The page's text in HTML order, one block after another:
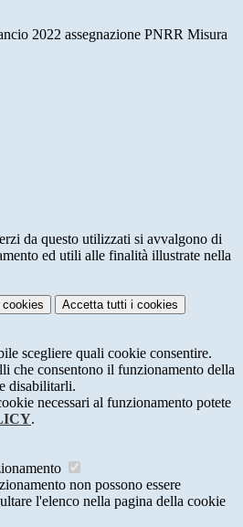
2022 assegnazione PNRR Misura
da questo utilizzati si avvalgono di
ed utili alle finalità illustrate nella
cookies Accetta tutti i cookies
scegliere quali cookie consentire.
che consentono il funzionamento della
disabilitarli.
necessari al funzionamento potete
.
non possono essere
l'elenco nella pagina della cookie